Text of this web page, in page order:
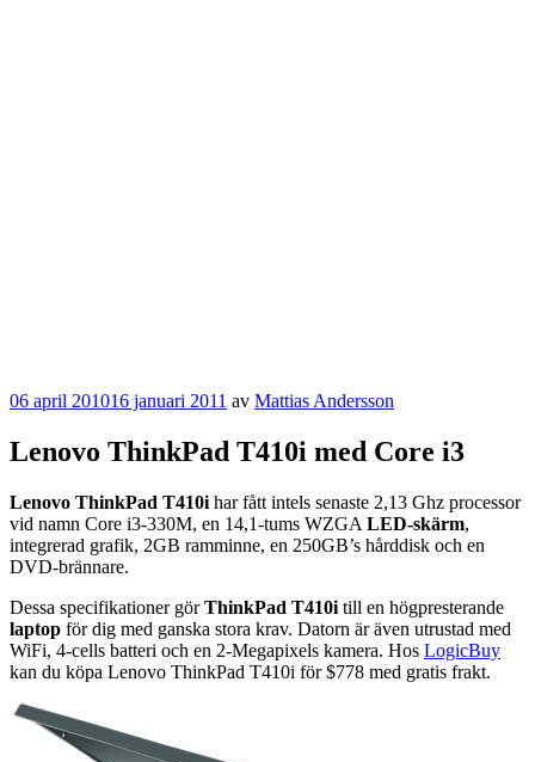
Publicerat
06 april 201016 januari 2011 av Mattias Andersson
Lenovo ThinkPad T410i med Core i3
Lenovo ThinkPad T410i har fått intels senaste 2,13 Ghz processor
vid namn Core i3-330M, en 14,1-tums WZGA LED-skärm,
integrerad grafik, 2GB ramminne, en 250GB’s hårddisk och en
DVD-brännare.
Dessa specifikationer görThinkPad T410i till en högpresterande
laptop för dig med ganska stora krav. Datorn är även utrustad med
WiFi, 4-cells batteri och en 2-Megapixels kamera. Hos LogicBuy
kan du köpa Lenovo ThinkPad T410i för $778 med gratis frakt.